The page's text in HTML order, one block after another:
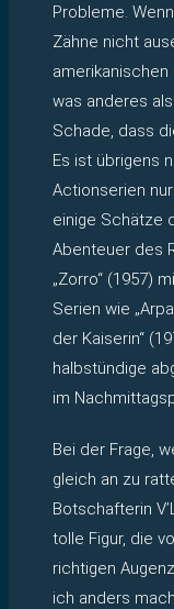
Probleme.
Zähne nicht
was anderes
Schade, dass
Es ist übrigens
Actionserien
einige Schätze
Abenteuer des
„Zorro“ (1957)
Serien wie
der Kaiserin“
halbstündige
im
Bei der Frage,
gleich an zu
Botschafterin
tolle Figur, die
richtigen
ich anders